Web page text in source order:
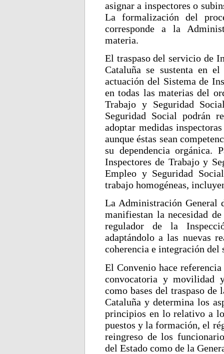
asignar a inspectores o
La formalización del
corresponde a la
materia.
El traspaso del servicio de
Cataluña se sustenta en
actuación del Sistema de
en todas las materias del
Trabajo y Seguridad
Seguridad Social podrán
adoptar medidas
aunque éstas sean
su dependencia orgánica.
Inspectores de Trabajo y
Empleo y Seguridad
trabajo homogéneas,
La Administración General
manifiestan la necesidad
regulador de la
adaptándolo a las nuevas
coherencia e integración del
El Convenio hace
convocatoria y movilidad
como bases del traspaso
Cataluña y determina los
principios en lo relativo a
puestos y la formación, el
reingreso de los
del Estado como de la